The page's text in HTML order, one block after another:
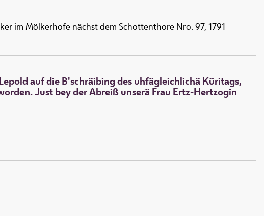
im Mölkerhofe nächst dem Schottenthore Nro. 97, 1791
auf die B'schräibing des uhfägleichlichä Küritags,
Just bey der Abreiß unserä Frau Ertz-Hertzogin